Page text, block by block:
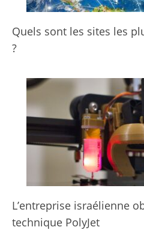
Quels sont les sites les
?
L’entreprise israélienne
technique PolyJet